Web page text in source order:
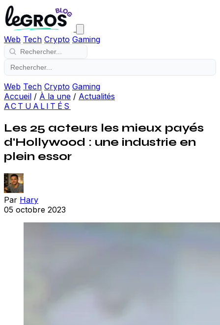
Web Tech Crypto Gaming
Web Tech Crypto Gaming
Accueil / À la une / Actualités
ACTUALITÉS
Les 25 acteurs les mieux payés
d'Hollywood : une industrie en
plein essor
Par Hary
05 octobre 2023